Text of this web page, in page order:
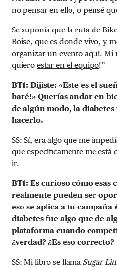
no pensar en ello, o pensé
Se suponía que la ruta de
Boise, que es donde vivo, y
organizar un evento aquí. Mi
quiero estar en el equipo!”
BT1: Dijiste: «Este es el
haré!» Querías andar en
de algún modo, la
hacerlo.
SS: Sí, era algo que me
que específicamente me
ir.
BT1: Es curioso cómo esas
realmente pueden ser
eso se aplica a tu
diabetes fue algo que de
plataforma cuando
¿verdad? ¿Es eso correcto?
SS: Mi libro se llama Sugar